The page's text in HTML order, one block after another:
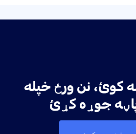
کوئ، نن ورځ خپله